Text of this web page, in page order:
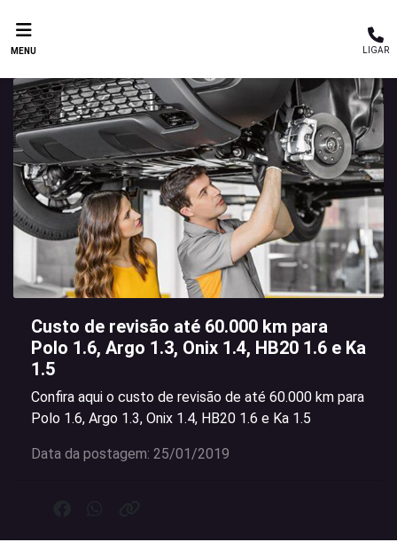
MENU LIGAR
Custo de revisão até 60.000 km para
Polo 1.6, Argo 1.3, Onix 1.4, HB20 1.6 e Ka
1.5
Confira aqui o custo de revisão de até 60.000 km para
Polo 1.6, Argo 1.3, Onix 1.4, HB20 1.6 e Ka 1.5
Data da postagem: 25/01/2019